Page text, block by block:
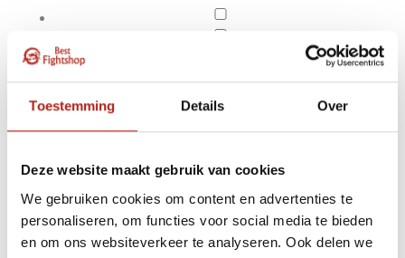
Toestemming Details Over
Deze website maakt gebruik van cookies
We gebruiken cookies om content en advertenties te
personaliseren, om functies voor social media te bieden
en om ons websiteverkeer te analyseren. Ook delen we
Apply filters
Producten getagd met